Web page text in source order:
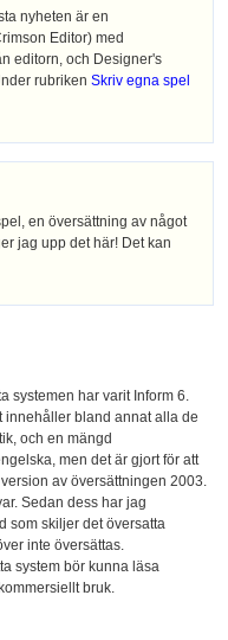
nyheten är en
Editor) med
editorn, och Designer's
rubriken Skriv egna spel
en översättning av något
jag upp det här! Det kan
systemen har varit Inform 6.
innehåller bland annat alla de
och en mängd
men det är gjort för att
av översättningen 2003.
Sedan dess har jag
som skiljer det översatta
inte översättas.
system bör kunna läsa
bruk.